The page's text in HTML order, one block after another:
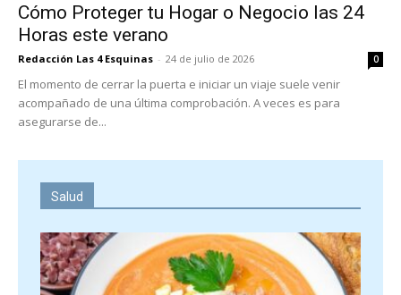
Cómo Proteger tu Hogar o Negocio las 24
Horas este verano
Redacción Las 4 Esquinas - 24 de julio de 2026 0
El momento de cerrar la puerta e iniciar un viaje suele venir
acompañado de una última comprobación. A veces es para
asegurarse de...
Salud